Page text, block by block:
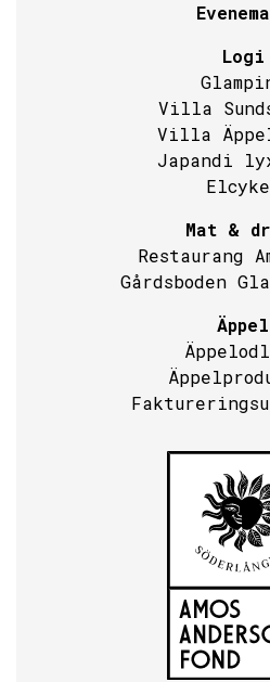
Logi
Villa
Villa
Japandi
Mat &
Restaurang
Gårdsboden
Äppel